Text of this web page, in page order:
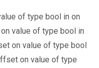
of type bool in on
value of type bool in
on value of type bool
on value of type